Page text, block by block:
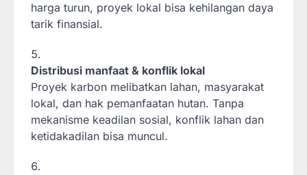
harga turun, proyek lokal bisa kehilangan daya
tarik finansial.
Distribusi manfaat & konflik lokal
Proyek karbon melibatkan lahan, masyarakat
lokal, dan hak pemanfaatan hutan. Tanpa
mekanisme keadilan sosial, konflik lahan dan
ketidakadilan bisa muncul.